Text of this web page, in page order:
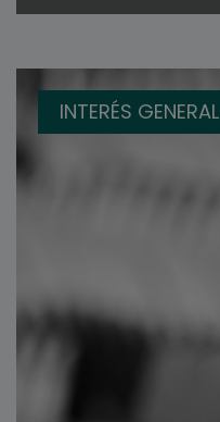
INTERÉS GENERAL